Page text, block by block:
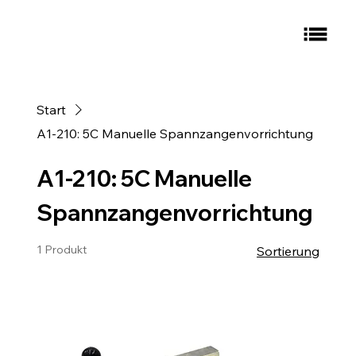
Start
A1-210: 5C Manuelle Spannzangenvorrichtung
A1-210: 5C Manuelle
Spannzangenvorrichtung
1 Produkt Sortierung